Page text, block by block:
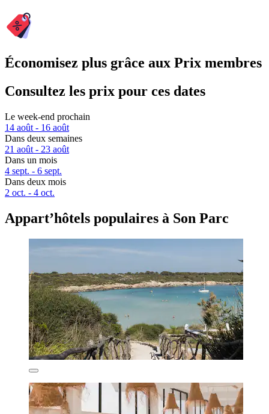
Économisez plus grâce aux Prix membres
Consultez les prix pour ces dates
Le week-end prochain
14 août - 16 août
Dans deux semaines
21 août - 23 août
Dans un mois
4 sept. - 6 sept.
Dans deux mois
2 oct. - 4 oct.
Appart’hôtels populaires à Son Parc